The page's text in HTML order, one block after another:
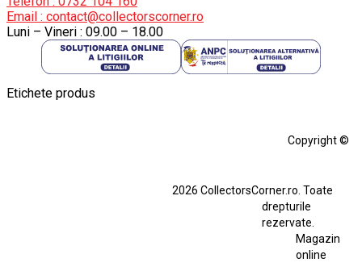
Email : contact@collectorscorner.ro
Luni – Vineri : 09.00 – 18.00
Etichete produs
Copyright ©
2026 CollectorsCorner.ro. Toate
drepturile
rezervate.
Magazin
online